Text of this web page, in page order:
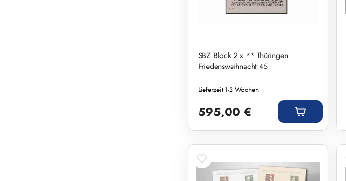
SBZ Block 2 x ** Thüringen
Friedensweihnacht 45
Lieferzeit 1-2 Wochen
595,00 €